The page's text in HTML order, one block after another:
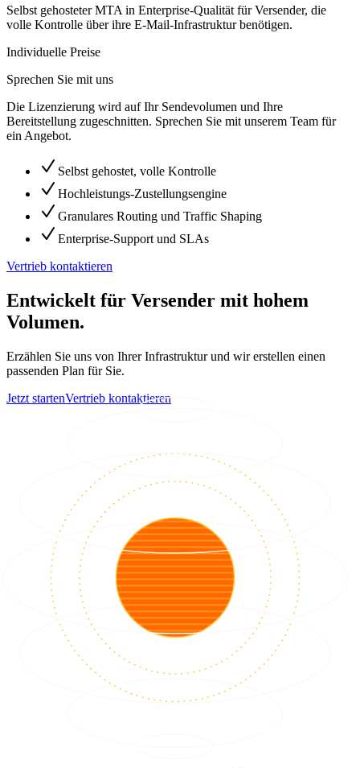
Selbst gehosteter MTA in Enterprise-Qualität für Versender, die
volle Kontrolle über ihre E-Mail-Infrastruktur benötigen.
Individuelle Preise
Sprechen Sie mit uns
Die Lizenzierung wird auf Ihr Sendevolumen und Ihre
Bereitstellung zugeschnitten. Sprechen Sie mit unserem Team für
ein Angebot.
Selbst gehostet, volle Kontrolle
Hochleistungs-Zustellungsengine
Granulares Routing und Traffic Shaping
Enterprise-Support und SLAs
Vertrieb kontaktieren
Entwickelt für Versender mit hohem
Volumen.
Erzählen Sie uns von Ihrer Infrastruktur und wir erstellen einen
passenden Plan für Sie.
Jetzt startenVertrieb kontaktieren